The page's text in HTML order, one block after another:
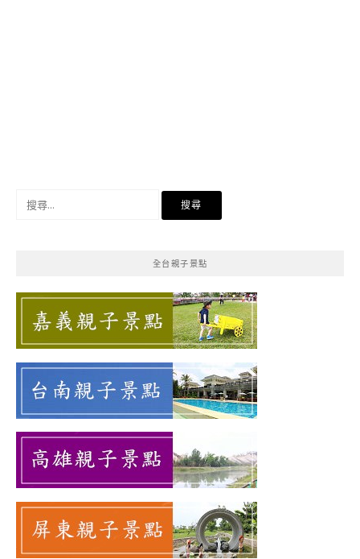
全台親子景點